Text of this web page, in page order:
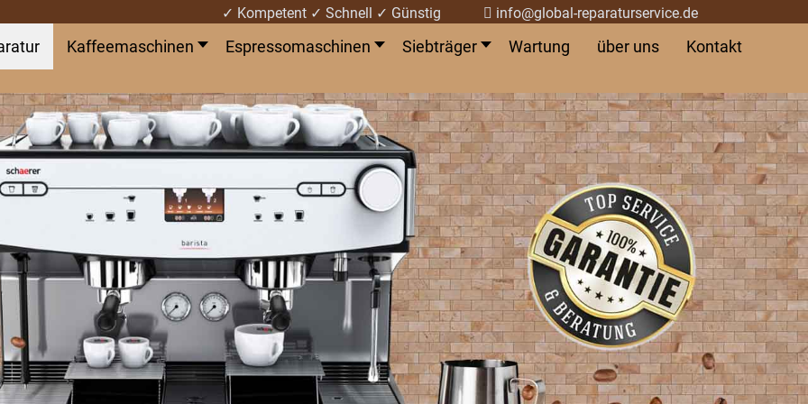
✓ Kompetent ✓ Schnell ✓ Günstig info@global-reparaturservice.de
Kaffeemaschinen Espressomaschinen Siebträger Wartung über uns Kontakt